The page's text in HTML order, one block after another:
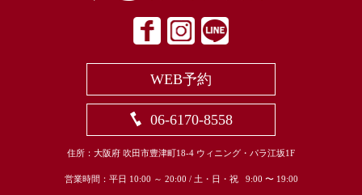
WEB予約
06-6170-8558
住所：大阪府 吹田市豊津町18-4 ウィニング・パラ江坂1F
営業時間：平日 10:00 ～ 20:00 / 土・日・祝 9:00 〜 19:00